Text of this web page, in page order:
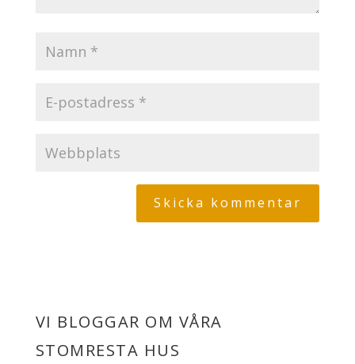
VI BLOGGAR OM VÅRA
STOMRESTA HUS